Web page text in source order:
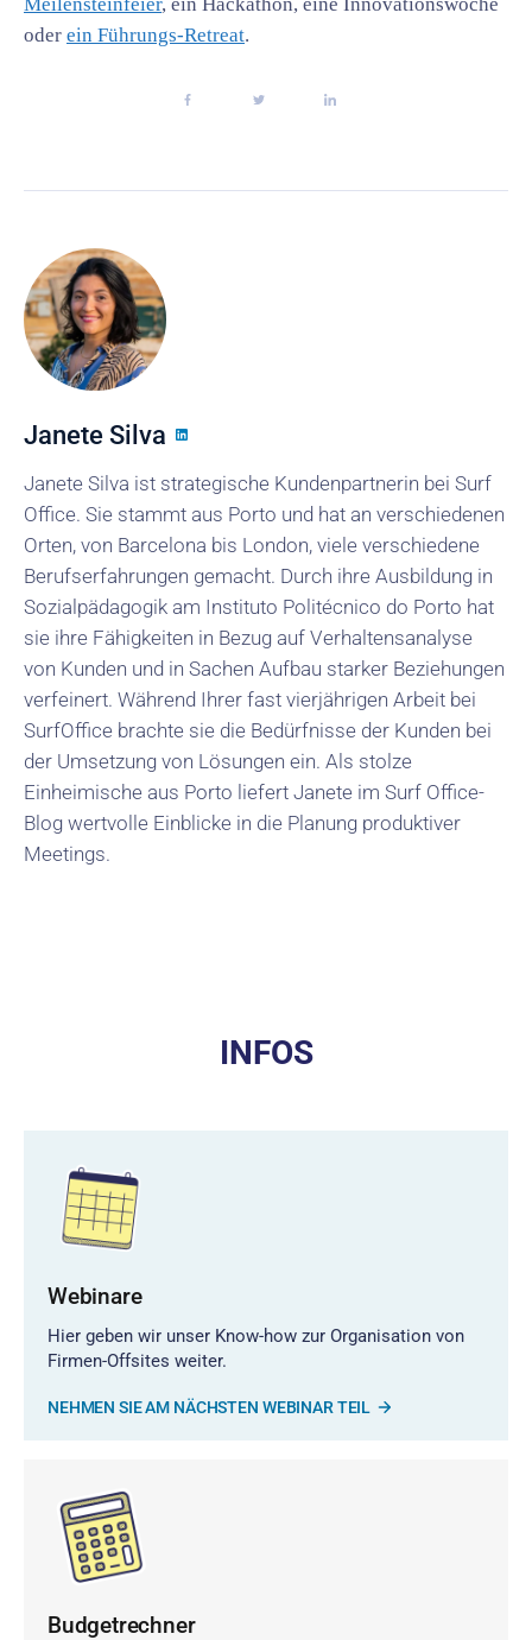
oder ein Führungs-Retreat.
Janete Silva
Janete Silva ist strategische Kundenpartnerin bei Surf
Office. Sie stammt aus Porto und hat an verschiedenen
Orten, von Barcelona bis London, viele verschiedene
Berufserfahrungen gemacht. Durch ihre Ausbildung in
Sozialpädagogik am Instituto Politécnico do Porto hat
sie ihre Fähigkeiten in Bezug auf Verhaltensanalyse
von Kunden und in Sachen Aufbau starker Beziehungen
verfeinert. Während Ihrer fast vierjährigen Arbeit bei
SurfOffice brachte sie die Bedürfnisse der Kunden bei
der Umsetzung von Lösungen ein. Als stolze
Einheimische aus Porto liefert Janete im Surf Office-
Blog wertvolle Einblicke in die Planung produktiver
Meetings.
INFOS
Webinare
Hier geben wir unser Know-how zur Organisation von
Firmen-Offsites weiter.
NEHMEN SIE AM NÄCHSTEN WEBINAR TEIL
Budgetrechner